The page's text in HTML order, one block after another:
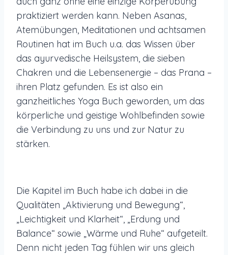
praktiziert werden kann. Neben Asanas,
Atemübungen, Meditationen und achtsamen
Routinen hat im Buch u.a. das Wissen über
das ayurvedische Heilsystem, die sieben
Chakren und die Lebensenergie – das Prana –
ihren Platz gefunden. Es ist also ein
ganzheitliches Yoga Buch geworden, um das
körperliche und geistige Wohlbefinden sowie
die Verbindung zu uns und zur Natur zu
stärken.
Die Kapitel im Buch habe ich dabei in die
Qualitäten „Aktivierung und Bewegung“,
„Leichtigkeit und Klarheit“, „Erdung und
Balance“ sowie „Wärme und Ruhe“ aufgeteilt.
Denn nicht jeden Tag fühlen wir uns gleich